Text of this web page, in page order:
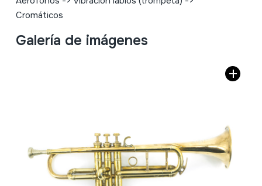
Cromáticos
Galería de imágenes